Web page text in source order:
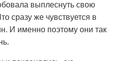
выплеснуть свою
сразу же чувствуется в
И именно поэтому они так